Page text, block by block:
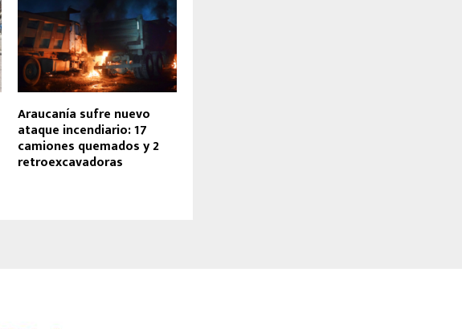
Araucanía sufre nuevo
ataque incendiario: 17
camiones quemados y 2
retroexcavadoras